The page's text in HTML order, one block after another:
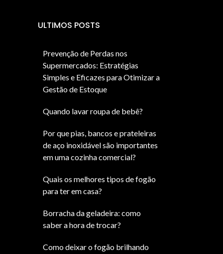
ULTIMOS POSTS
Prevenção de Perdas nos
Supermercados: Estratégias
Simples e Eficazes para Otimizar a
Gestão de Estoque
Quando lavar roupa de bebê?
Por que pias, bancos e prateleiras
de aço inoxidável são importantes
em uma cozinha comercial?
Quais os melhores tipos de fogão
para ter em casa?
Borracha da geladeira: como
saber a hora de trocar?
Como deixar o fogão brilhando